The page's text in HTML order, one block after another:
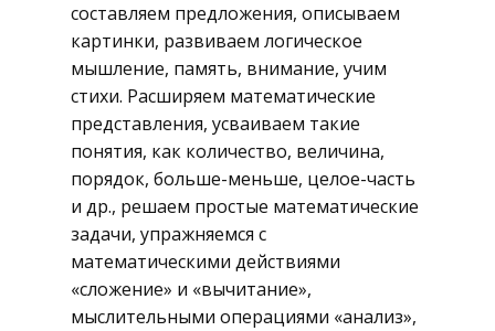
составляем предложения, описываем
картинки, развиваем логическое
мышление, память, внимание, учим
стихи. Расширяем математические
представления, усваиваем такие
понятия, как количество, величина,
порядок, больше-меньше, целое-часть
и др., решаем простые математические
задачи, упражняемся с
математическими действиями
«сложение» и «вычитание»,
мыслительными операциями «анализ»,